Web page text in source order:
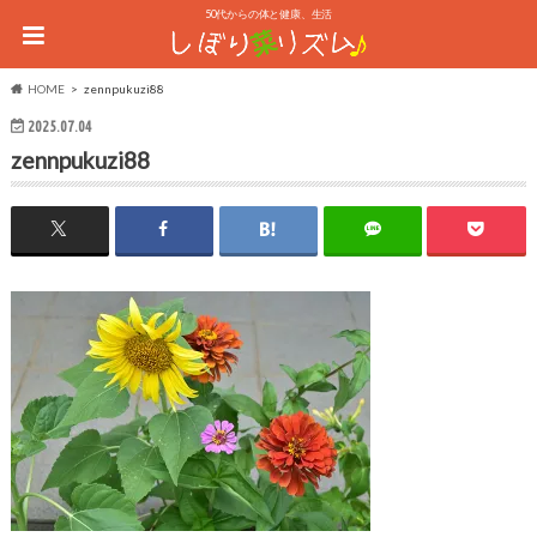
50代からの体と健康、生活
HOME zennpukuzi88
2025.07.04
zennpukuzi88